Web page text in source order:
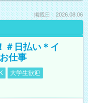
掲載日：2026.08.06
＃日払い＊イ
仕事
大学生歓迎